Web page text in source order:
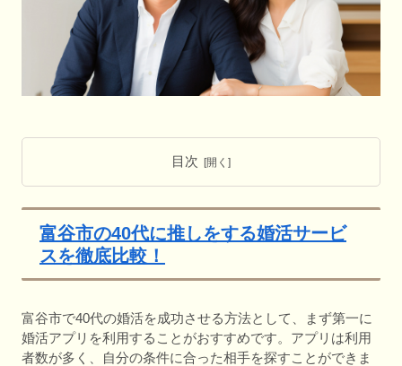
目次
富谷市の40代に推しをする婚活サービ
スを徹底比較！
富谷市で40代の婚活を成功させる方法として、まず第一に
婚活アプリを利用することがおすすめです。アプリは利用
者数が多く、自分の条件に合った相手を探すことができま